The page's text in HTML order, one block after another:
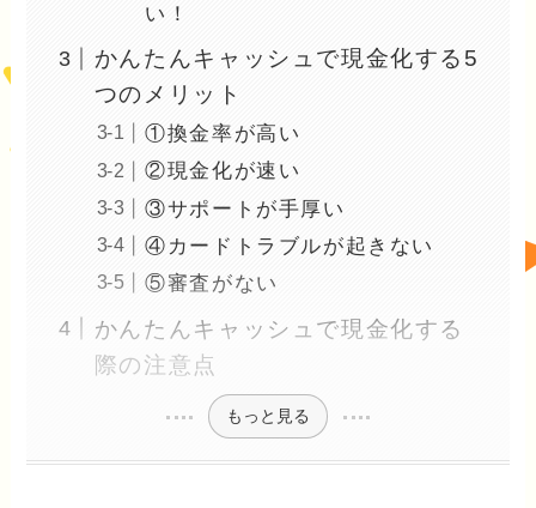
い！
かんたんキャッシュで現金化する5
つのメリット
①換金率が高い
②現金化が速い
③サポートが手厚い
④カードトラブルが起きない
⑤審査がない
かんたんキャッシュで現金化する
際の注意点
もっと見る